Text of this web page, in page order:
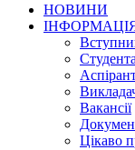
НОВИНИ
Вакансії
Цікаво